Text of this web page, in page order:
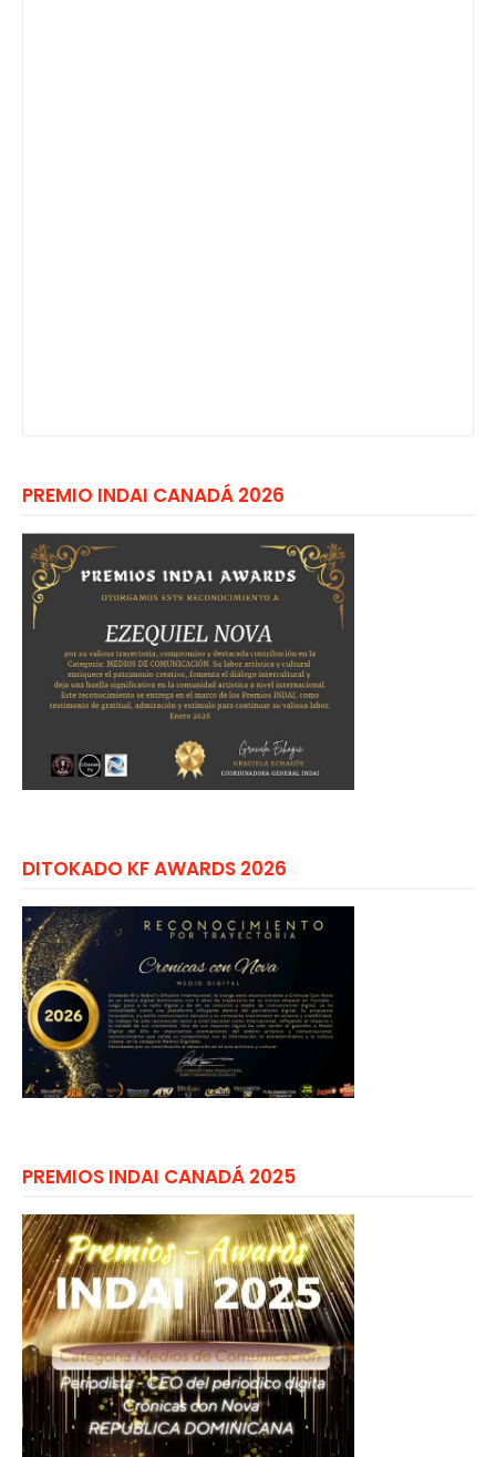
PREMIO INDAI CANADÁ 2026
DITOKADO KF AWARDS 2026
PREMIOS INDAI CANADÁ 2025